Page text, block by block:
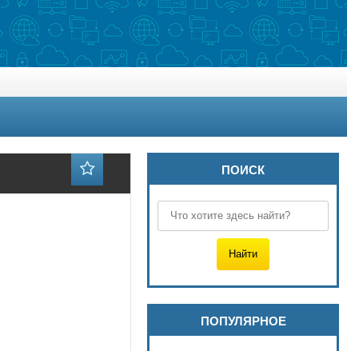
ПОИСК
ПОПУЛЯРНОЕ